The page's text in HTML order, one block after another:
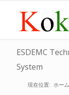
ESDEMC
System
現在位置: ホーム